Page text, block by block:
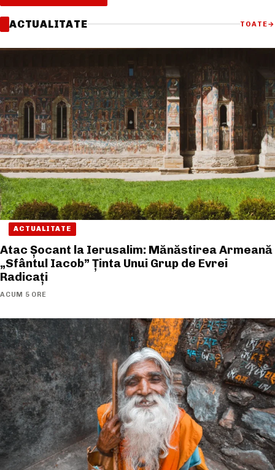
ACTUALITATE TOATE→
ACTUALITATE
Atac Șocant la Ierusalim: Mănăstirea Armeană
„Sfântul Iacob” Ținta Unui Grup de Evrei
Radicați
ACUM 5 ORE